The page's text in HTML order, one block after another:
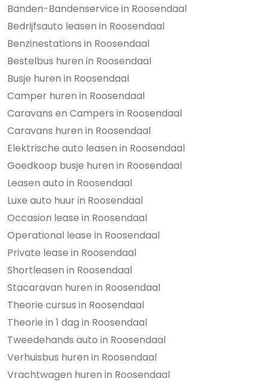
Banden-Bandenservice in Roosendaal
Bedrijfsauto leasen in Roosendaal
Benzinestations in Roosendaal
Bestelbus huren in Roosendaal
Busje huren in Roosendaal
Camper huren in Roosendaal
Caravans en Campers in Roosendaal
Caravans huren in Roosendaal
Elektrische auto leasen in Roosendaal
Goedkoop busje huren in Roosendaal
Leasen auto in Roosendaal
Luxe auto huur in Roosendaal
Occasion lease in Roosendaal
Operational lease in Roosendaal
Private lease in Roosendaal
Shortleasen in Roosendaal
Stacaravan huren in Roosendaal
Theorie cursus in Roosendaal
Theorie in 1 dag in Roosendaal
Tweedehands auto in Roosendaal
Verhuisbus huren in Roosendaal
Vrachtwagen huren in Roosendaal